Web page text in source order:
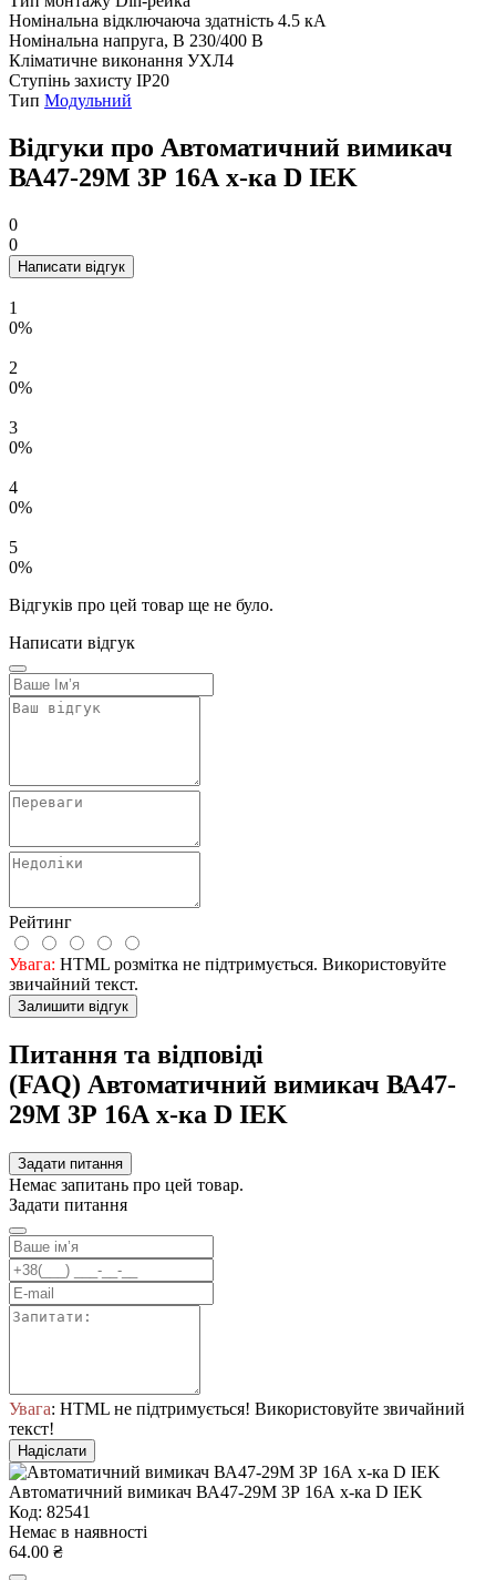
Номінальна відключаюча здатність 4.5 кА
Номінальна напруга, В 230/400 В
Кліматичне виконання УХЛ4
Ступінь захисту IP20
Тип Модульний
Відгуки про Автоматичний вимикач
ВА47-29M 3Р 16А х-ка D IEK
0
0
Написати відгук
1
0%
2
0%
3
0%
4
0%
5
0%
Відгуків про цей товар ще не було.
Написати відгук
Рейтинг
Увага: HTML розмітка не підтримується. Використовуйте
звичайний текст.
Залишити відгук
Питання та відповіді
(FAQ) Автоматичний вимикач ВА47-
29M 3Р 16А х-ка D IEK
Задати питання
Немає запитань про цей товар.
Задати питання
Увага: HTML не підтримується! Використовуйте звичайний
текст!
Надіслати
Автоматичний вимикач ВА47-29M 3Р 16А х-ка D IEK
Код: 82541
Немає в наявності
64.00 ₴